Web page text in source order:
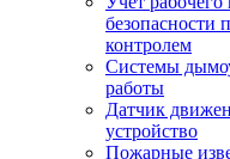
безопасности
контролем
Системы
работы
Датчик
устройство
Пожарные